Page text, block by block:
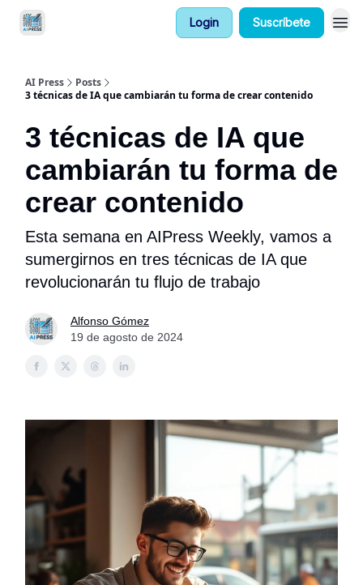
Login Suscríbete
AI Press
Posts
3 técnicas de IA que cambiarán tu forma de crear contenido
3 técnicas de IA que
cambiarán tu forma de
crear contenido
Esta semana en AIPress Weekly, vamos a
sumergirnos en tres técnicas de IA que
revolucionarán tu flujo de trabajo
Alfonso Gómez
19 de agosto de 2024